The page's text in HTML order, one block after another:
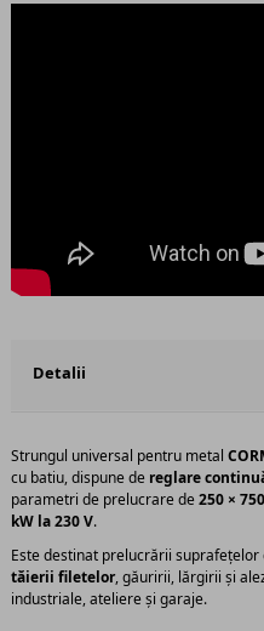
Detalii
Strungul universal pentru metal
cu batiu, dispune de reglare
parametri de prelucrare de250 ×
kW la 230 V.
Este destinat prelucrării
tăierii filetelor, găuririi, lărgirii și
industriale, ateliere și garaje.